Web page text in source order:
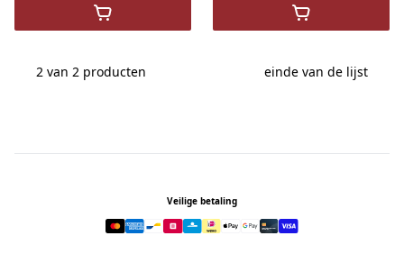
,Belgian Owl - 5 year Single Malt
,
2 van 2 producten einde van de lijst
Veilige betaling